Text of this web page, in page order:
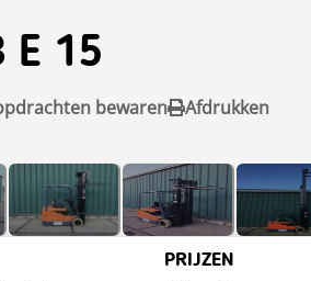
E 15
bewaren Afdrukken
PRIJZEN